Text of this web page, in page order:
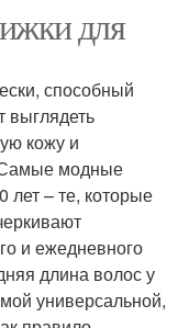
для
способный
выглядеть
кожу и
модные
лет – те, которые
и ежедневного
длина волос у
универсальной,